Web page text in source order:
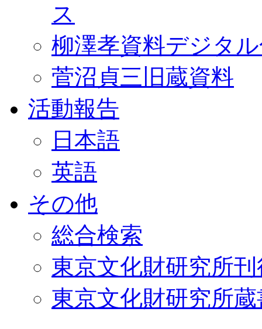
ス
柳澤孝資料デジタ
菅沼貞三旧蔵資料
活動報告
日本語
英語
その他
総合検索
東京文化財研究所
東京文化財研究所